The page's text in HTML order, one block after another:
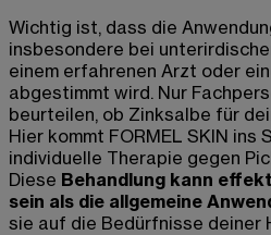
Wichtig ist, dass die
insbesondere bei
einem erfahrenen Arzt oder
abgestimmt wird. Nur
beurteilen, ob Zinksalbe für
Hier kommt FORMEL SKIN ins
individuelle Therapie gegen
Diese Behandlung kann
sein als die allgemeine
sie auf die Bedürfnisse deiner